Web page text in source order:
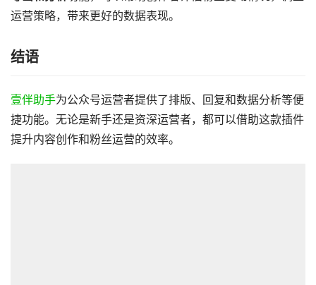
运营策略，带来更好的数据表现。
结语
壹伴助手为公众号运营者提供了排版、回复和数据分析等便
捷功能。无论是新手还是资深运营者，都可以借助这款插件
提升内容创作和粉丝运营的效率。